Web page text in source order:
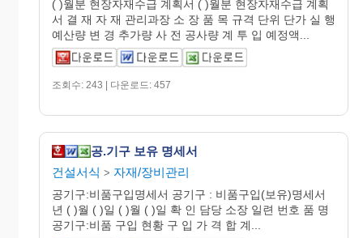
( )월분 현장자재수급 계획서 ( )월분 현장자재수급 계획
서 결 재 자 재 관리과장 소 장 품 목 규격 단위 단가 실 행
예산량 변 경 추가량 사 전 공사량 계 투 입 예정액...
조회수: 243 | 다운로드: 457
공.기구 보유 명세서
건설서식 > 자재/장비관리
공기구:비품구입명세서 공기구 : 비품구입(보유)명세서
년 ( )월 ( )일 ( )월 ( )일 확 인 담당 소장 일련 번호 품 명
공기구:비품 구입 현황 구 입 가 격 합 계...